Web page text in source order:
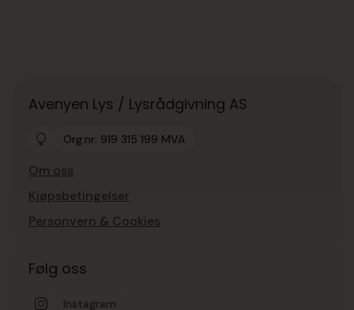
Avenyen Lys / Lysrådgivning AS
Org.nr: 919 315 199 MVA
Om oss
Kjøpsbetingelser
Personvern & Cookies
Følg oss
Instagram